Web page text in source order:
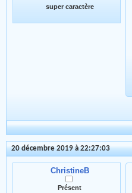
super caractère
20 décembre 2019 à 22:27:03
ChristineB
Présent